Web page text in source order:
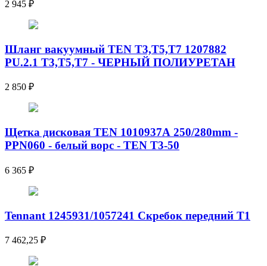
2 945 ₽
Шланг вакуумный TEN T3,T5,T7 1207882
PU.2.1 T3,T5,T7 - ЧЕРНЫЙ ПОЛИУРЕТАН
2 850 ₽
Щетка дисковая TEN 1010937А 250/280mm -
PPN060 - белый ворс - TEN T3-50
6 365 ₽
Tennant 1245931/1057241 Скребок передний T1
7 462,25 ₽